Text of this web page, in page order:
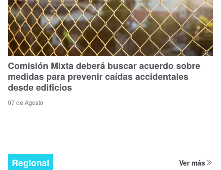
Comisión Mixta deberá buscar acuerdo sobre
medidas para prevenir caídas accidentales
desde edificios
07 de Agosto
Regional Ver más